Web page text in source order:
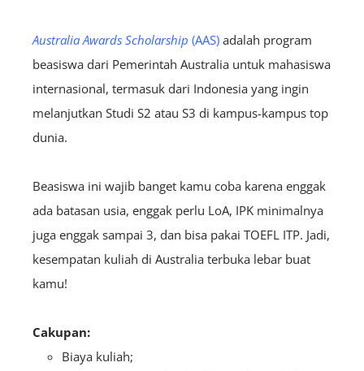
Australia Awards Scholarship (AAS) adalah program
beasiswa dari Pemerintah Australia untuk mahasiswa
internasional, termasuk dari Indonesia yang ingin
melanjutkan Studi S2 atau S3 di kampus-kampus top
dunia.
Beasiswa ini wajib banget kamu coba karena enggak
ada batasan usia, enggak perlu LoA, IPK minimalnya
juga enggak sampai 3, dan bisa pakai TOEFL ITP. Jadi,
kesempatan kuliah di Australia terbuka lebar buat
kamu!
Cakupan:
Biaya kuliah;